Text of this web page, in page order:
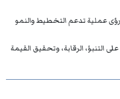
رؤى عملية تدعم التخطيط والنمو
التنبؤ، الرقابة، وتحقيق القيمة